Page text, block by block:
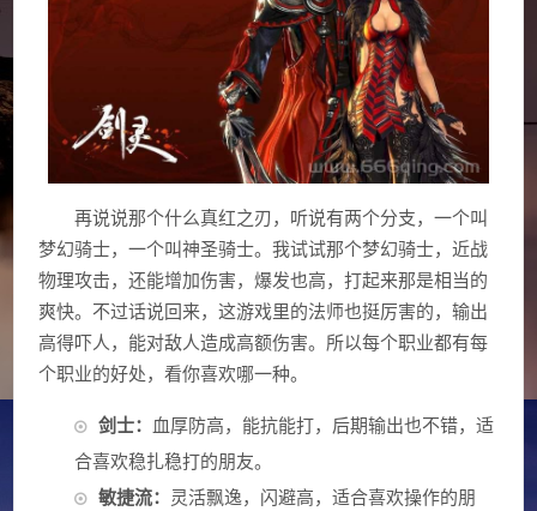
再说说那个什么真红之刃，听说有两个分支，一个叫
梦幻骑士，一个叫神圣骑士。我试试那个梦幻骑士，近战
物理攻击，还能增加伤害，爆发也高，打起来那是相当的
爽快。不过话说回来，这游戏里的法师也挺厉害的，输出
高得吓人，能对敌人造成高额伤害。所以每个职业都有每
个职业的好处，看你喜欢哪一种。
剑士： 血厚防高，能抗能打，后期输出也不错，适
合喜欢稳扎稳打的朋友。
敏捷流： 灵活飘逸，闪避高，适合喜欢操作的朋